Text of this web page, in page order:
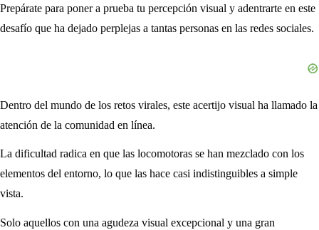
Prepárate para poner a prueba tu percepción visual y adentrarte en este
desafío que ha dejado perplejas a tantas personas en las redes sociales.
Dentro del mundo de los retos virales, este acertijo visual ha llamado la
atención de la comunidad en línea.
La dificultad radica en que las locomotoras se han mezclado con los
elementos del entorno, lo que las hace casi indistinguibles a simple
vista.
Solo aquellos con una agudeza visual excepcional y una gran